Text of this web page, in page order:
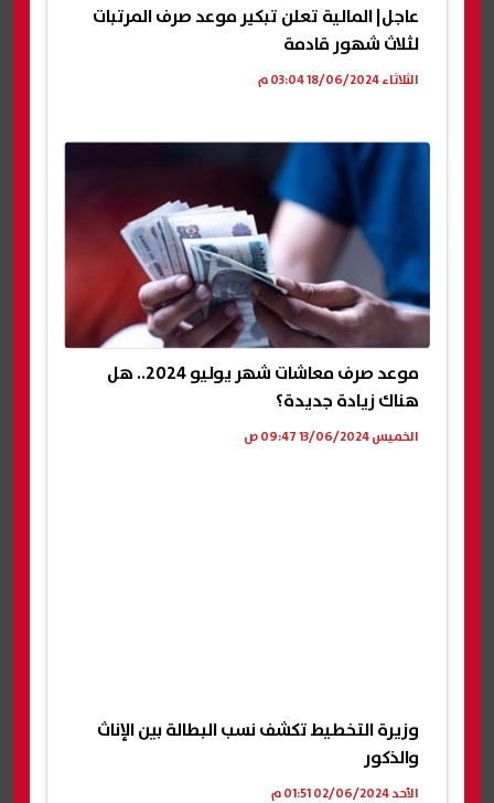
عاجل| المالية تعلن تبكير موعد صرف المرتبات
لثلاث شهور قادمة
الثلاثاء 18/06/2024 03:04 م
موعد صرف معاشات شهر يوليو 2024.. هل
هناك زيادة جديدة؟
الخميس 13/06/2024 09:47 ص
وزيرة التخطيط تكشف نسب البطالة بين الإناث
والذكور
الأحد 02/06/2024 01:51 م